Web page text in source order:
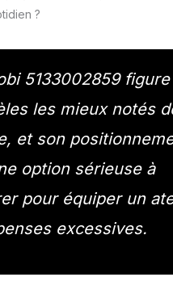
?
5133002859
les mieux notés
et son
option sérieuse à
pour équiper un
excessives.